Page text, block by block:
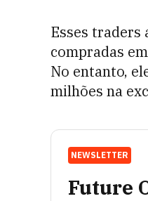
Esses traders
compradas
No entanto,
milhões na
NEWSLETTER
Future